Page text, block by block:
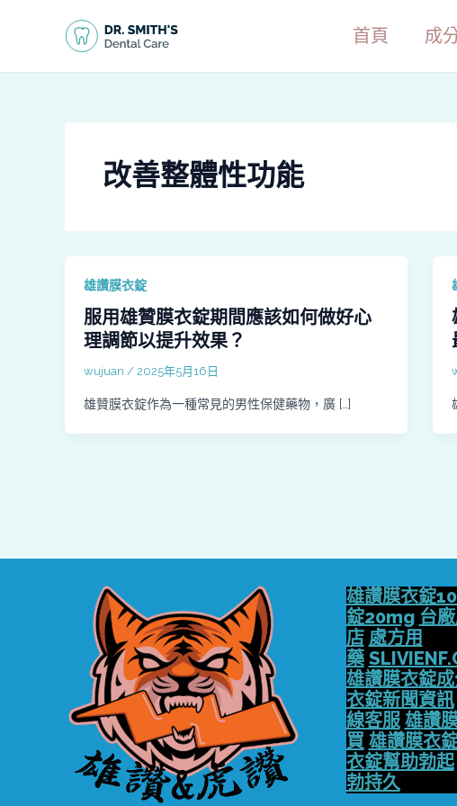
首頁 成
改善整體性功能
雄讚膜衣錠
服用雄贊膜衣錠期間應該如何做好心
理調節以提升效果？
wujuan / 2025年5月16日
雄贊膜衣錠作為一種常見的男性保健藥物，廣 […]
雄讚膜衣錠
錠20mg 台
店 處方用
藥
雄讚膜衣錠
衣錠新聞資訊
線客服 雄讚
買 雄讚膜衣
衣錠幫助勃起
勃持久